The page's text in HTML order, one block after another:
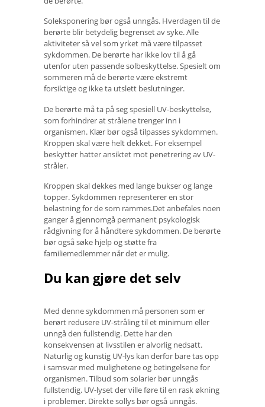
Soleksponering bør også unngås. Hverdagen til de
berørte blir betydelig begrenset av syke. Alle
aktiviteter så vel som yrket må være tilpasset
sykdommen. De berørte har ikke lov til å gå
utenfor uten passende solbeskyttelse. Spesielt om
sommeren må de berørte være ekstremt
forsiktige og ikke ta utslett beslutninger.
De berørte må ta på seg spesiell UV-beskyttelse,
som forhindrer at strålene trenger inn i
organismen. Klær bør også tilpasses sykdommen.
Kroppen skal være helt dekket. For eksempel
beskytter hatter ansiktet mot penetrering av UV-
stråler.
Kroppen skal dekkes med lange bukser og lange
topper. Sykdommen representerer en stor
belastning for de som rammes.Det anbefales noen
ganger å gjennomgå permanent psykologisk
rådgivning for å håndtere sykdommen. De berørte
bør også søke hjelp og støtte fra
familiemedlemmer når det er mulig.
Du kan gjøre det selv
Med denne sykdommen må personen som er
berørt redusere UV-stråling til et minimum eller
unngå den fullstendig. Dette har den
konsekvensen at livsstilen er alvorlig nedsatt.
Naturlig og kunstig UV-lys kan derfor bare tas opp
i samsvar med mulighetene og betingelsene for
organismen. Tilbud som solarier bør unngås
fullstendig. UV-lyset der ville føre til en rask økning
i problemer. Direkte sollys bør også unngås.